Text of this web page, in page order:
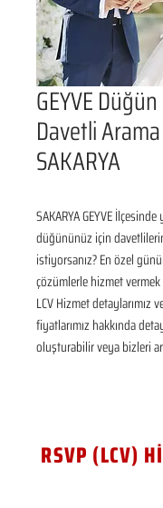
GEYVE Düğün
Davetli
SAKARYA
SAKARYA GEYVE İlçesinde
düğününüz için
istiyorsanız? En özel
çözümlerle hizmet vermek
LCV Hizmet detaylarımız
fiyatlarımız hakkında
oluşturabilir veya bizleri
RSVP (LCV)